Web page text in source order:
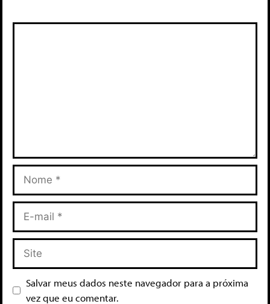
Salvar meus dados neste navegador para a próxima
vez que eu comentar.